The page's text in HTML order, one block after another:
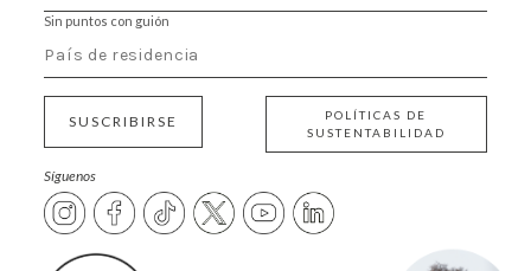
Sin puntos con guión
SUSCRIBIRSE
POLÍTICAS DE
SUSTENTABILIDAD
Síguenos